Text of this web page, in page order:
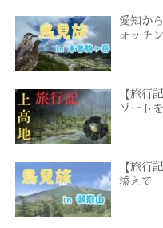
愛知か
ォッチ
【旅行
ゾート
【旅行
添えて